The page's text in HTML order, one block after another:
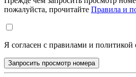
пожалуйста, прочитайте Правила и
Я согласен с правилами и политикой
Запросить просмотр номера